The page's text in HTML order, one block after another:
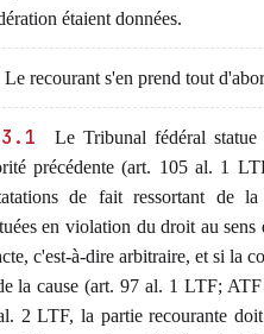
étaient données.
Le recourant s'en prend tout
Le Tribunal fédéral
précédente (art. 105 al. 1
de fait ressortant de
en violation du droit au
c'est-à-dire arbitraire, et si la
la cause (art. 97 al. 1 LTF;
2 LTF, la partie recourante